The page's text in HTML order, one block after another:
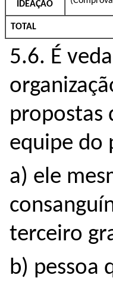
IDEAÇÃO
TOTAL
5.6. É
propostas
equipe do
a) ele
terceiro
b) pessoa